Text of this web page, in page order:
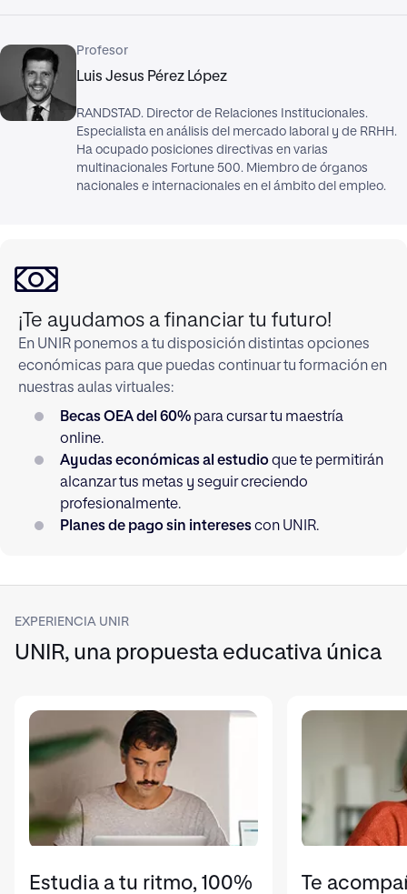
Profesor
Luis Jesus Pérez López
RANDSTAD. Director de Relaciones Institucionales.
Especialista en análisis del mercado laboral y de RRHH.
Ha ocupado posiciones directivas en varias
multinacionales Fortune 500. Miembro de órganos
nacionales e internacionales en el ámbito del empleo.
¡Te ayudamos a financiar tu futuro!
En UNIR ponemos a tu disposición distintas opciones
económicas para que puedas continuar tu formación en
nuestras aulas virtuales:
Becas OEA del 60% para cursar tu maestría
online.
Ayudas económicas al estudioque te permitirán
alcanzar tus metas y seguir creciendo
profesionalmente.
Planes de pago sin interesescon UNIR.
EXPERIENCIA UNIR
UNIR, una propuesta educativa única
Estudia a tu ritmo, 100%
Te